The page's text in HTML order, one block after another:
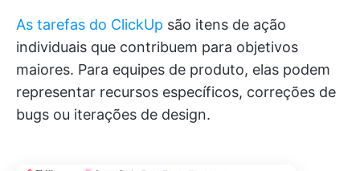
As tarefas do ClickUp são itens de ação
individuais que contribuem para objetivos
maiores. Para equipes de produto, elas podem
representar recursos específicos, correções de
bugs ou iterações de design.